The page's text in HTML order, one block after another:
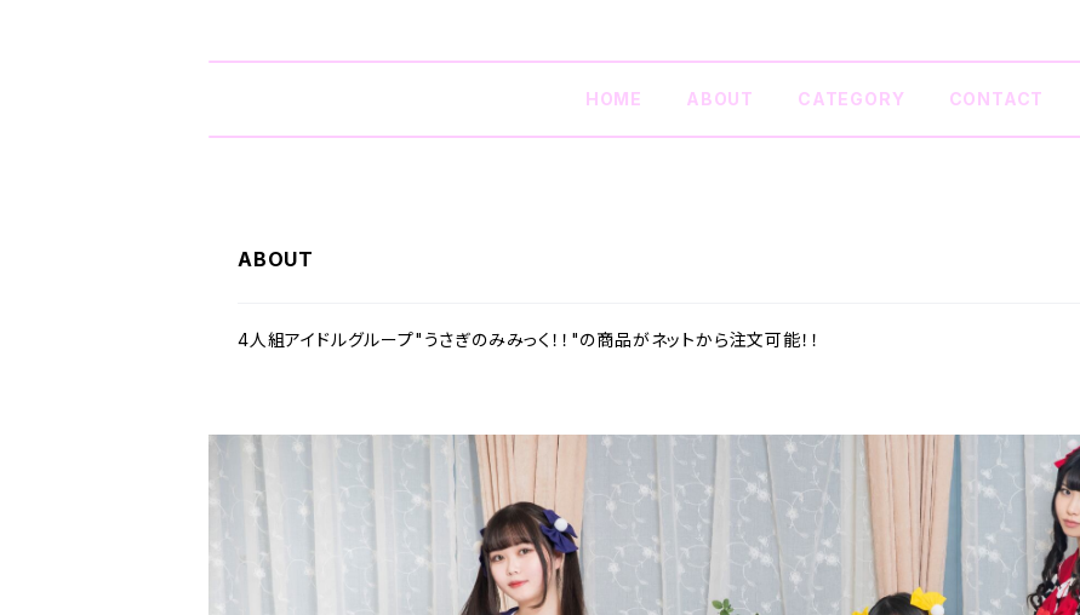
HOME ABOUT CATEGORY CONTACT
ABOUT
4人組アイドルグループ"うさぎのみみっく！！"の商品がネットから注文可能！！